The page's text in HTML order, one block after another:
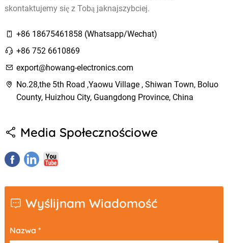
skontaktujemy się z Tobą jaknajszybciej.
+86 18675461858 (Whatsapp/Wechat)
+86 752 6610869
export@howang-electronics.com
No.28,the 5th Road ,Yaowu Village , Shiwan Town, Boluo
County, Huizhou City, Guangdong Province, China
Media Społecznościowe
Wyślijnam Wiadomość
Nazwa *